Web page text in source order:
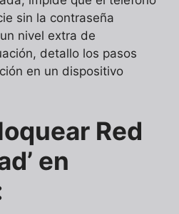
sin la contraseña
nivel extra de
detallo los pasos
en un dispositivo
Red
en